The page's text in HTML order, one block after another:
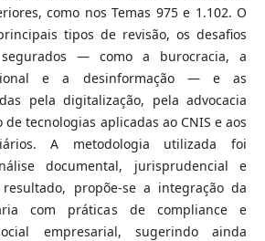
como nos Temas 975 e 1.102. O
tipos de revisão, os desafios
— como a burocracia, a
e a desinformação — e as
pela digitalização, pela advocacia
tecnologias aplicadas ao CNIS e aos
A metodologia utilizada foi
documental, jurisprudencial e
propõe-se a integração da
com práticas de compliance e
empresarial, sugerindo ainda